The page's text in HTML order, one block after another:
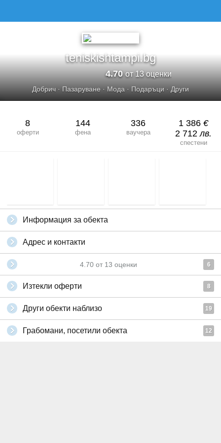
teniskishtampi.bg
4.70от 13 оценки
Добрич· Пазаруване · Мода · Подаръци · Други
8
оферти
144
фена
336
ваучера
1 386 €
2 712лв.
спестени
Информация за обекта
Адрес и контакти
4.70 от 13 оценки 6
Изтекли оферти 8
Други обекти наблизо 19
Грабомани, посетили обекта 12